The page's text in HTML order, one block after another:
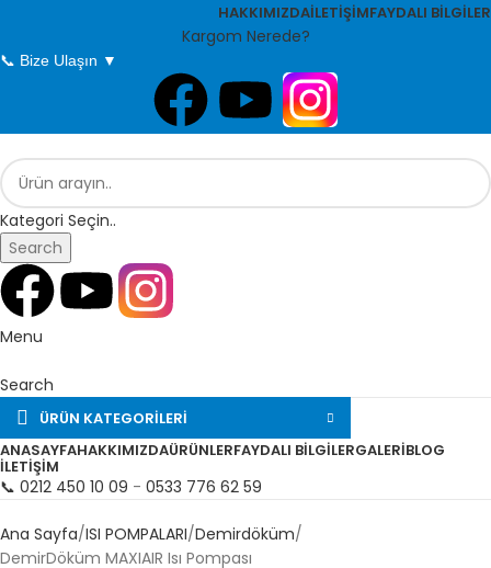
HAKKIMIZDAİLETİŞİMFAYDALI BİLGİLER
Kargom Nerede?
📞 Bize Ulaşın ▼
Kategori Seçin..
Search
Menu
Search
ÜRÜN KATEGORİLERİ
ANASAYFAHAKKIMIZDAÜRÜNLERFAYDALI BILGILERGALERIBLOG
İLETIŞIM
📞 0212 450 10 09 - 0533 776 62 59
Ana Sayfa ISI POMPALARI Demirdöküm
DemirDöküm MAXIAIR Isı Pompası​